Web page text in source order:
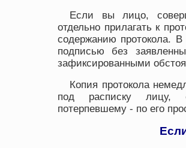
Если вы лицо,
отдельно прилагать к
содержанию протокола. В
подписью без
зафиксированными
Копия протокола
под расписку лицу,
потерпевшему - по его